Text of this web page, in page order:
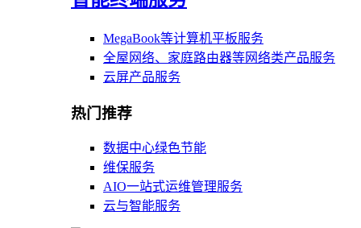
MegaBook等计算机平板服务
全屋网络、家庭路由器等网络类产品服务
云屏产品服务
热门推荐
数据中心绿色节能
维保服务
AIO一站式运维管理服务
云与智能服务